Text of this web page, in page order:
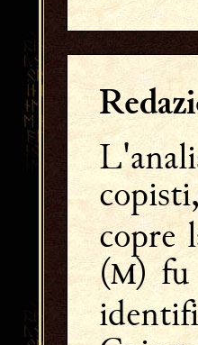
copre
(M) fu